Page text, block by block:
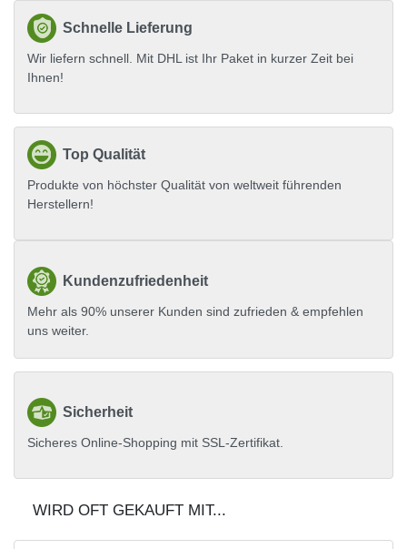
Schnelle Lieferung
Wir liefern schnell. Mit DHL ist Ihr Paket in kurzer Zeit bei
Ihnen!
Top Qualität
Produkte von höchster Qualität von weltweit führenden
Herstellern!
Kundenzufriedenheit
Mehr als 90% unserer Kunden sind zufrieden & empfehlen
uns weiter.
Sicherheit
Sicheres Online-Shopping mit SSL-Zertifikat.
WIRD OFT GEKAUFT MIT...